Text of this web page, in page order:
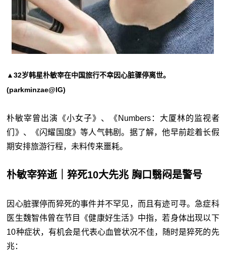
▲32岁韩星朴敏宰在中国旅行不幸因心脏骤停离世。
(parkminzae@lG)
朴敏宰曾出演《小女子》、《Numbers：大厦林的监视者
们》、《闪耀国度》等人气韩剧。据了解，他早前趁着长假
期安排旅游行程，未料传来噩耗。
朴敏宰猝逝｜猝死10大先兆 胸口翳闷是警号
因心脏骤停而猝死的事件并不罕见，而且有迹可寻。急症科
医生魏智伟曾在节目《健康好生活》中指，若身体出现以下
10种症状，有机会是代表心血管状况不佳，随时是猝死的先
兆：